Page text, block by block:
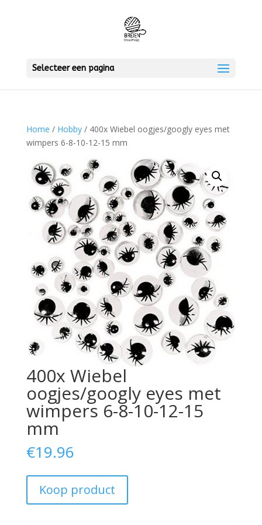
Selecteer een pagina
Home / Hobby/ 400x Wiebel oogjes/googly eyes met
wimpers 6-8-10-12-15 mm
400x Wiebel
oogjes/googly eyes met
wimpers 6-8-10-12-15
mm
€19.96
Koop product